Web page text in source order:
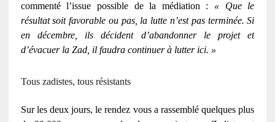
commenté l’issue possible de la médiation : « Que le
résultat soit favorable ou pas, la lutte n’est pas terminée. Si
en décembre, ils décident d’abandonner le projet et
d’évacuer la Zad, il faudra continuer à lutter ici. »
Tous zadistes, tous résistants
Sur les deux jours, le rendez vous a rassemblé quelques plus